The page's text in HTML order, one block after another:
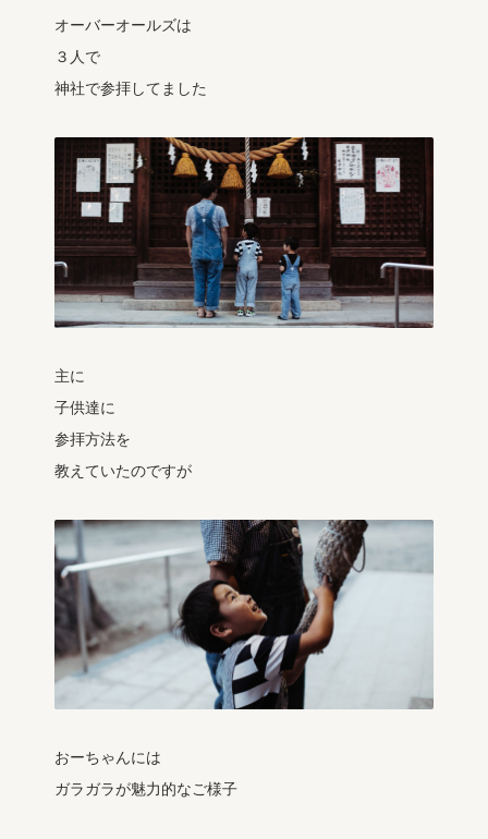
オーバーオールズは
３人で
神社で参拝してました
主に
子供達に
参拝方法を
教えていたのですが
おーちゃんには
ガラガラが魅力的なご様子